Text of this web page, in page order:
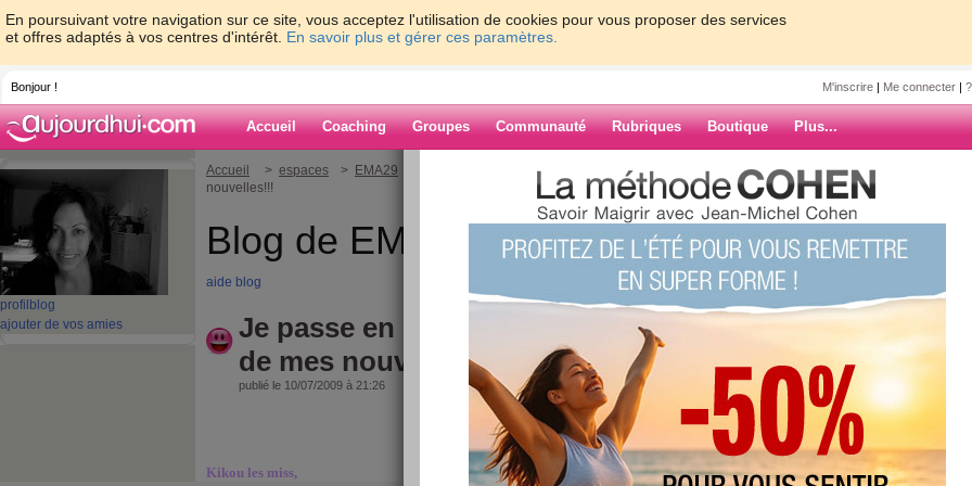
En poursuivant votre navigation sur ce site, vous acceptez l'utilisation de cookies pour vous proposer des services
et offres adaptés à vos centres d'intérêt. En savoir plus et gérer ces paramètres.
Bonjour ! M'inscrire | Me connecter |
Accueil Coaching Groupes Communauté Rubriques Boutique Plus...
profil blog
ajouter de vos amies
Accueil > espaces > EMA29
> Je passe en rapide vous donner de mes
nouvelles!!!
Blog de EMA29
aide blog
Je passe en rapide vous donner
de mes nouvelles!!!
publié le 10/07/2009 à 21:26
Kikou les miss,
ARCHIVES